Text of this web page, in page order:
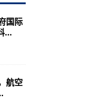
卫国际专家组工作：无稽之谈
练
国际
...
航空